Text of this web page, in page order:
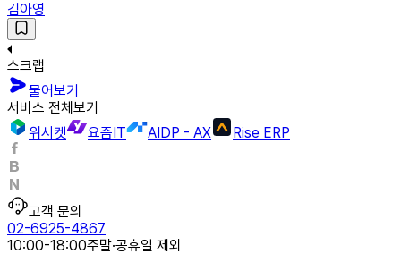
김아영
스크랩
물어보기
서비스 전체보기
위시켓
요즘IT AIDP - AX Rise ERP
고객 문의
02-6925-4867
10:00-18:00주말·공휴일 제외